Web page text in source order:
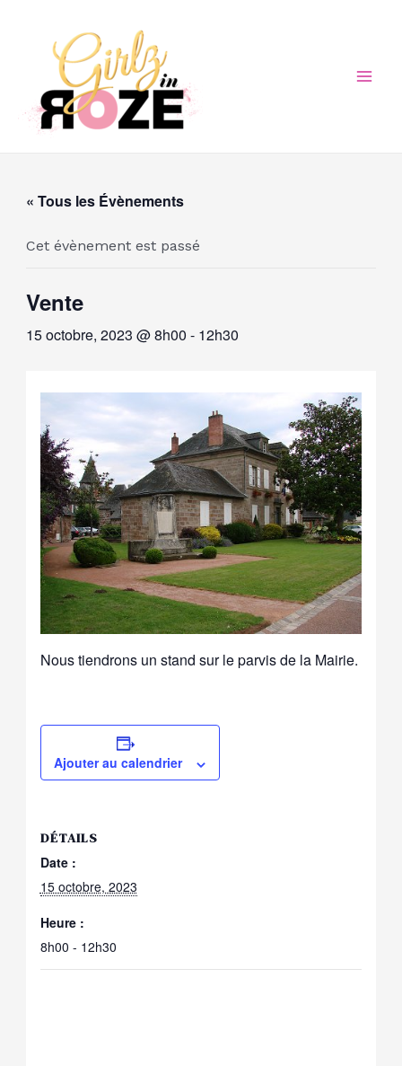
contenu
« Tous les Évènements
Cet évènement est passé
Vente
15 octobre, 2023 @ 8h00 - 12h30
Nous tiendrons un stand sur le parvis de la Mairie.
Ajouter au calendrier
DÉTAILS
Date :
15 octobre, 2023
Heure :
8h00 - 12h30